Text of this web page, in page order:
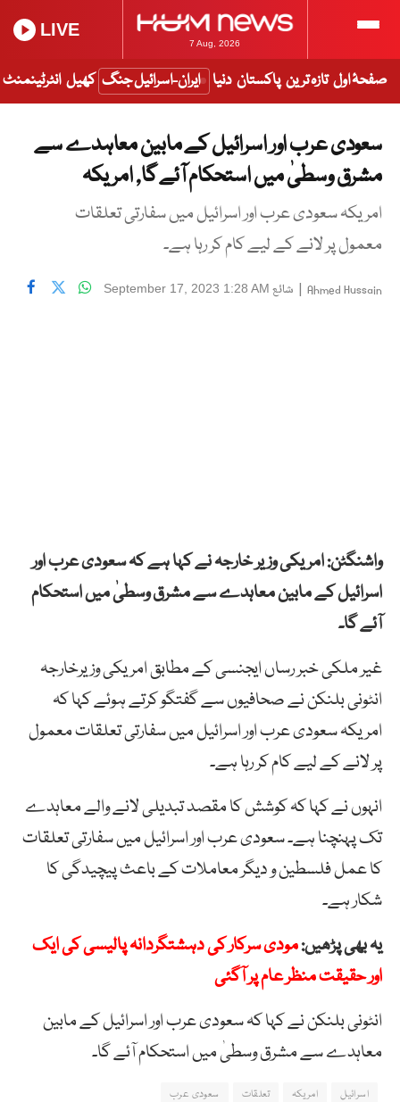
7 Aug, 2026
LIVE
صفحۂ اول تازہ ترین پاکستان دنیا ایران-اسرائیل جنگ کھیل انٹرٹینمنٹ
سعودی عرب اور اسرائیل کے مابین معاہدے سے
مشرق وسطیٰ میں استحکام آئے گا, امریکہ
امریکہ سعودی عرب اور اسرائیل میں سفارتی تعلقات
معمول پر لانے کے لیے کام کر رہا ہے۔
Ahmed Hussain
| شائع September 17, 2023 1:28 AM
واشنگٹن: امریکی وزیر خارجہ نے کہا ہے کہ سعودی عرب اور
اسرائیل کے مابین معاہدے سے مشرق وسطیٰ میں استحکام
آئے گا۔
غیر ملکی خبر رساں ایجنسی کے مطابق امریکی وزیرخارجہ
انٹونی بلنکن نے صحافیوں سے گفتگو کرتے ہوئے کہا کہ
امریکہ سعودی عرب اور اسرائیل میں سفارتی تعلقات معمول
پر لانے کے لیے کام کر رہا ہے۔
انہوں نے کہا کہ کوشش کا مقصد تبدیلی لانے والے معاہدے
تک پہنچنا ہے۔ سعودی عرب اور اسرائیل میں سفارتی تعلقات
کا عمل فلسطین و دیگر معاملات کے باعث پیچیدگی کا
شکار ہے۔
یہ بھی پڑھیں:مودی سرکار کی دہشتگردانہ پالیسی کی ایک
اور حقیقت منظر عام پر آگئی
انٹونی بلنکن نے کہا کہ سعودی عرب اور اسرائیل کے مابین
معاہدے سے مشرق وسطیٰ میں استحکام آئے گا۔
اسرائیل امریکہ تعلقات سعودی عرب